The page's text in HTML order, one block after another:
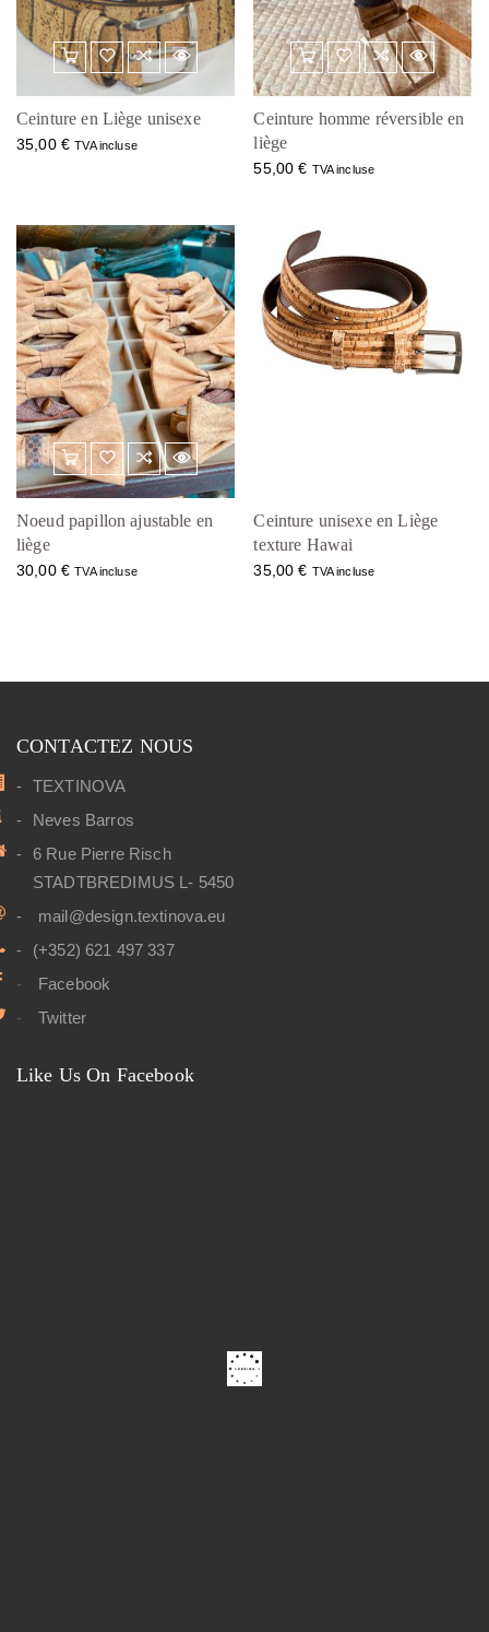
Ceinture en Liège unisexe
35,00 € TVA incluse
Ceinture homme réversible en
liège
55,00€ TVA incluse
Noeud papillon ajustable en
liège
30,00 € TVA incluse
Ceinture unisexe en Liège
texture Hawai
35,00€ TVA incluse
CONTACTEZ NOUS
TEXTINOVA
Neves Barros
6 Rue Pierre Risch
STADTBREDIMUS L- 5450
mail@design.textinova.eu
(+352) 621 497 337
Facebook
Twitter
Like Us On Facebook